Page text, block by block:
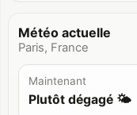
Météo actuelle
Paris, France
Maintenant
Plutôt dégagé 🌤️